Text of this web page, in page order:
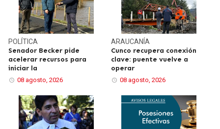
POLÍTICA
Senador Becker pide
acelerar recursos para
iniciar la
08 agosto, 2026
ARAUCANÍA
Cunco recupera conexión
clave: puente vuelve a
operar
08 agosto, 2026